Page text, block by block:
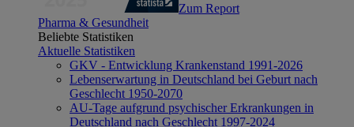
Zum Report
Pharma & Gesundheit
Beliebte Statistiken
Aktuelle Statistiken
GKV - Entwicklung Krankenstand 1991-2026
Lebenserwartung in Deutschland bei Geburt nach
Geschlecht 1950-2070
AU-Tage aufgrund psychischer Erkrankungen in
Deutschland nach Geschlecht 1997-2024